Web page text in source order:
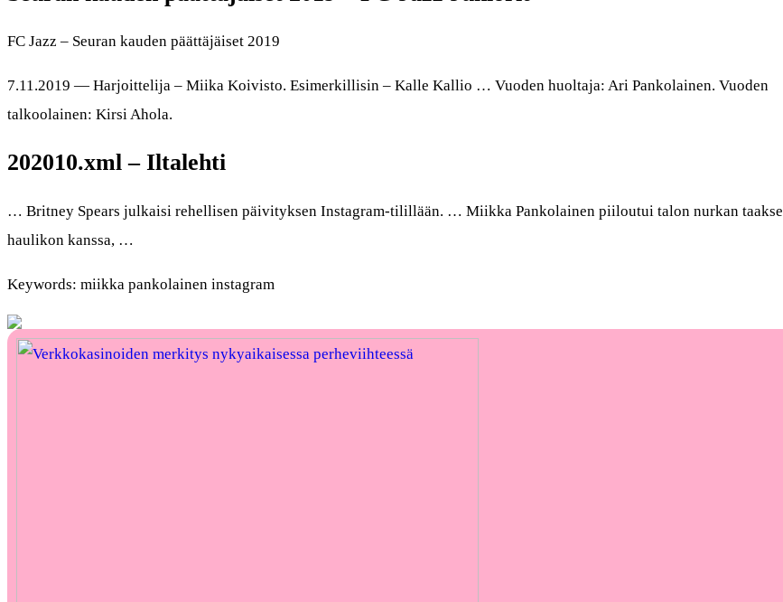
FC Jazz – Seuran kauden päättäjäiset 2019
7.11.2019 — Harjoittelija – Miika Koivisto. Esimerkillisin – Kalle Kallio … Vuoden huoltaja: Ari Pankolainen. Vuoden
talkoolainen: Kirsi Ahola.
202010.xml – Iltalehti
… Britney Spears julkaisi rehellisen päivityksen Instagram-tilillään. … Miikka Pankolainen piiloutui talon nurkan taakse
haulikon kanssa, …
Keywords: miikka pankolainen instagram